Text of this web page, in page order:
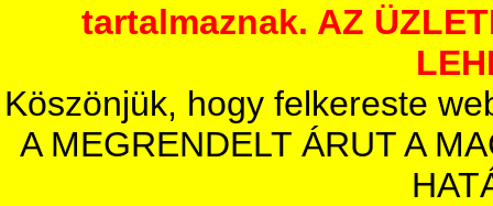
tartalmaznak. AZ
Köszönjük, hogy felkereste
A MEGRENDELT ÁRUT A